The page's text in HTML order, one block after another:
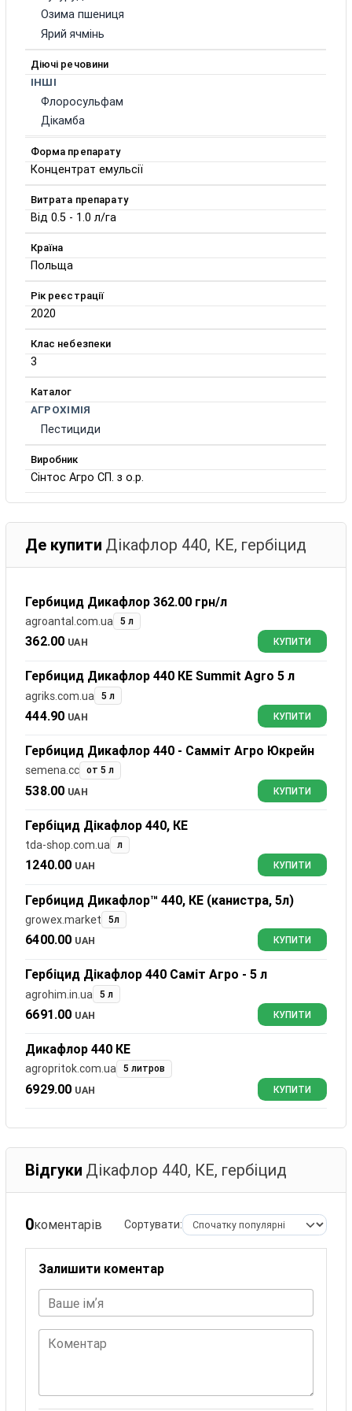
Озима пшениця
Ярий ячмінь
Діючі речовини
ІНШІ
Флоросульфам
Дікамба
Форма препарату
Концентрат емульсії
Витрата препарату
Від 0.5 - 1.0 л/га
Країна
Польща
Рік реєстрації
2020
Клас небезпеки
3
Каталог
АГРОХІМІЯ
Пестициди
Виробник
Сінтос Агро СП. з о.р.
Де купити Дікафлор 440, КЕ, гербіцид
Гербицид Дикафлор 362.00 грн/л
agroantal.com.ua 5 л
362.00 UAH КУПИТИ
Гербицид Дикафлор 440 КЕ Summit Agro 5 л
agriks.com.ua 5 л
444.90 UAH КУПИТИ
Гербицид Дикафлор 440 - Самміт Агро Юкрейн
semena.cc от 5 л
538.00 UAH КУПИТИ
Гербіцид Дікафлор 440, КЕ
tda-shop.com.ua л
1240.00 UAH КУПИТИ
Гербицид Дикафлор™ 440, КЕ (канистра, 5л)
growex.market 5л
6400.00 UAH КУПИТИ
Гербіцид Дікафлор 440 Саміт Агро - 5 л
agrohim.in.ua 5 л
6691.00 UAH КУПИТИ
Дикафлор 440 КЕ
agropritok.com.ua 5 литров
6929.00 UAH КУПИТИ
Відгуки Дікафлор 440, КЕ, гербіцид
0коментарів Сортувати:
Залишити коментар
Ваше імʼя
Коментар